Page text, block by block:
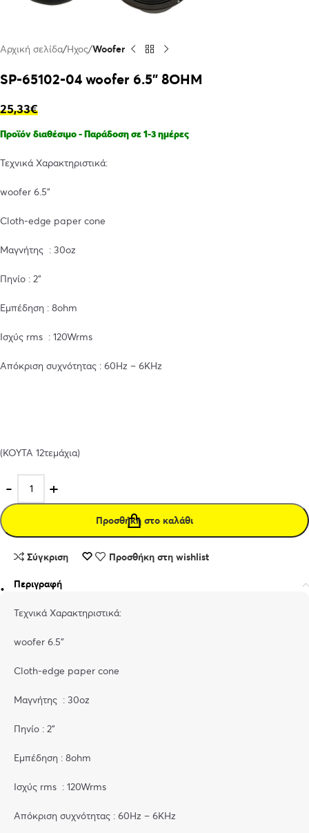
Αρχική σελίδα Ήχος Woofer
SP-65102-04 woofer 6.5” 8OHM
25,33€
Προϊόν διαθέσιμο - Παράδοση σε 1-3 ημέρες
Τεχνικά Χαρακτηριστικά:
woofer 6.5”
Cloth-edge paper cone
Μαγνήτης : 30oz
Πηνίο : 2”
Εμπέδηση : 8ohm
Ισχύς rms : 120Wrms
Aπόκριση συχνότητας : 60Hz – 6KHz
(KOYΤΑ 12τεμάχια)
Προσθήκη στο καλάθι
Σύγκριση Προσθήκη στη wishlist
Περιγραφή
Τεχνικά Χαρακτηριστικά:
woofer 6.5”
Cloth-edge paper cone
Μαγνήτης : 30oz
Πηνίο : 2”
Εμπέδηση : 8ohm
Ισχύς rms : 120Wrms
Aπόκριση συχνότητας : 60Hz – 6KHz